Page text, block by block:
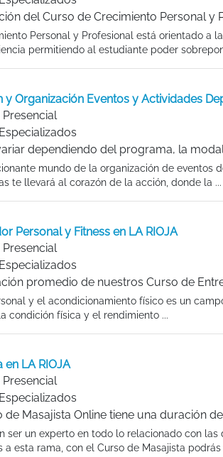
del Curso de Crecimiento Personal
Personal y Profesional está orientado
permitiendo al estudiante poder
y Organización Eventos y Actividades
Presencial
dependiendo del programa, la
mundo de la organización de
te llevará al corazón de la acción, donde la ...
Personal y Fitness en LA RIOJA
Presencial
promedio de nuestros Curso de
y el acondicionamiento físico es un
condición física y el rendimiento ...
LA RIOJA
Presencial
de Masajista Online tiene una duración
ser un experto en todo lo relacionado con
a esta rama, con el Curso de Masajista